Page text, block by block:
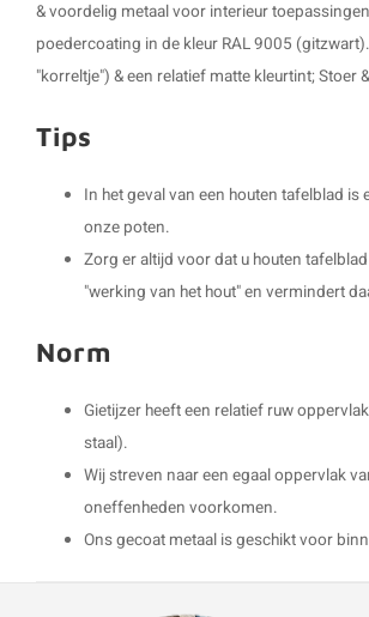
& voordelig metaal voor interieur
poedercoating in de kleur RAL 9005
"korreltje") & een relatief matte kleurtint; Stoer
Tips
In het geval van een houten tafelblad
onze poten.
Zorg er altijd voor dat u houten
"werking van het hout" en vermindert
Norm
Gietijzer heeft een relatief ruw
staal).
Wij streven naar een egaal oppervlak
oneffenheden voorkomen.
Ons gecoat metaal is geschikt voor